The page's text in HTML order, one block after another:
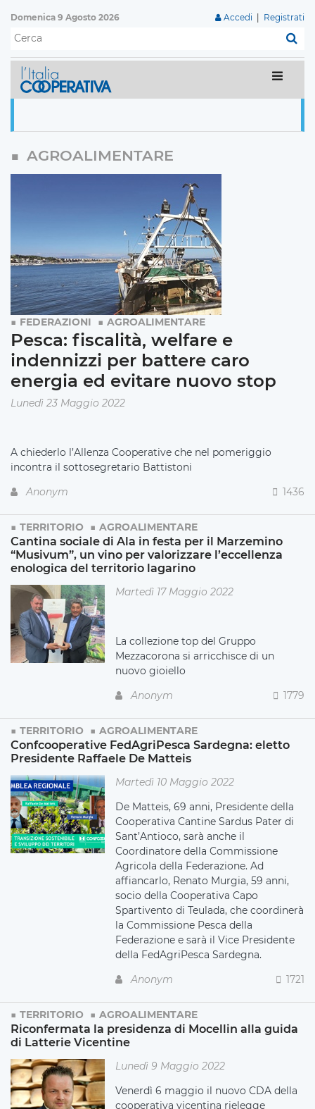
Domenica 9 Agosto 2026 Accedi Registrati
AGROALIMENTARE
FEDERAZIONI AGROALIMENTARE
Pesca: fiscalità, welfare e
indennizzi per battere caro
energia ed evitare nuovo stop
Lunedì 23 Maggio 2022
A chiederlo l’Allenza Cooperative che nel pomeriggio
incontra il sottosegretario Battistoni
Anonym
1436
TERRITORIO AGROALIMENTARE
Cantina sociale di Ala in festa per il Marzemino
“Musivum”, un vino per valorizzare l’eccellenza
enologica del territorio lagarino
Martedì 17 Maggio 2022
La collezione top del Gruppo
Mezzacorona si arricchisce di un
nuovo gioiello
Anonym
1779
TERRITORIO AGROALIMENTARE
Confcooperative FedAgriPesca Sardegna: eletto
Presidente Raffaele De Matteis
Martedì 10 Maggio 2022
De Matteis, 69 anni, Presidente della
Cooperativa Cantine Sardus Pater di
Sant’Antioco, sarà anche il
Coordinatore della Commissione
Agricola della Federazione. Ad
affiancarlo, Renato Murgia, 59 anni,
socio della Cooperativa Capo
Spartivento di Teulada, che coordinerà
la Commissione Pesca della
Federazione e sarà il Vice Presidente
della FedAgriPesca Sardegna.
Anonym
1721
TERRITORIO AGROALIMENTARE
Riconfermata la presidenza di Mocellin alla guida
di Latterie Vicentine
Lunedì 9 Maggio 2022
Venerdì 6 maggio il nuovo CDA della
cooperativa vicentina rielegge